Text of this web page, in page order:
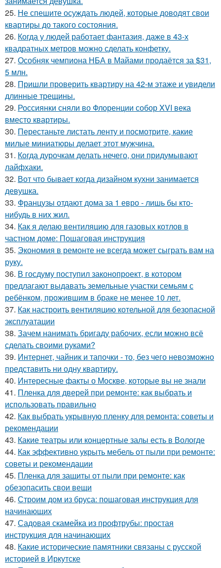
25. Не спешите осуждать людей, которые доводят свои
квартиры до такого состояния.
26. Когда у людей работает фантазия, даже в 43-х
квадратных метров можно сделать конфетку.
27. Особняк чемпиона НБА в Майами продаётся за $31,
5 млн.
28. Пришли проверить квартиру на 42-м этаже и увидели
длинные трещины.
29. Россиянки сняли во Флоренции собор XVI века
вместо квартиры.
30. Перестаньте листать ленту и посмотрите, какие
милые миниатюры делает этот мужчина.
31. Когда дурочкам делать нечего, они придумывают
лайфхаки.
32. Вот что бывает когда дизайном кухни занимается
девушка.
33. Французы отдают дома за 1 евро - лишь бы кто-
нибудь в них жил.
34. Как я делаю вентиляцию для газовых котлов в
частном доме: Пошаговая инструкция
35. Экономия в ремонте не всегда может сыграть вам на
руку.
36. В госдуму поступил законопроект, в котором
предлагают выдавать земельные участки семьям с
ребёнком, прожившим в браке не менее 10 лет.
37. Как настроить вентиляцию котельной для безопасной
эксплуатации
38. Зачем нанимать бригаду рабочих, если можно всё
сделать своими руками?
39. Интернет, чайник и тапочки - то, без чего невозможно
представить ни одну квартиру.
40. Интересные факты о Москве, которые вы не знали
41. Пленка для дверей при ремонте: как выбрать и
использовать правильно
42. Как выбрать укрывную пленку для ремонта: советы и
рекомендации
43. Какие театры или концертные залы есть в Вологде
44. Как эффективно укрыть мебель от пыли при ремонте:
советы и рекомендации
45. Пленка для защиты от пыли при ремонте: как
обезопасить свои вещи
46. Строим дом из бруса: пошаговая инструкция для
начинающих
47. Садовая скамейка из профтрубы: простая
инструкция для начинающих
48. Какие исторические памятники связаны с русской
историей в Иркутске